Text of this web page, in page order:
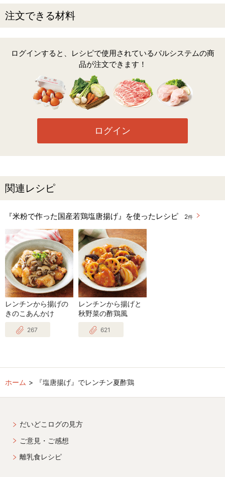
注文できる材料
ログインすると、レシピで使用されているパルシステムの商
品が注文できます！
ログイン
関連レシピ
『米粉で作った国産若鶏塩唐揚げ』を使ったレシピ 2件
レンチンから揚げの
きのこあんかけ
267
レンチンから揚げと
秋野菜の酢鶏風
621
ホーム 『塩唐揚げ』でレンチン夏酢鶏
だいどこログの見方
ご意見・ご感想
離乳食レシピ